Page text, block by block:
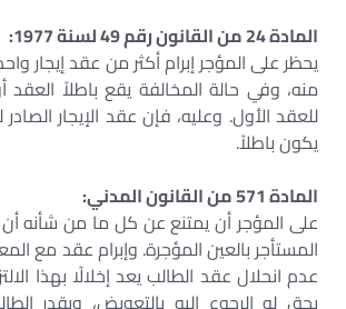
المادة 24 من القانون رقم 49 لسنة 1977:
يحظر على المؤجر إبرام أكثر من عقد إيجار
منه، وفي حالة المخالفة يقع باطلاً العقد
للعقد الأول. وعليه، فإن عقد الإيجار الصادر
يكون باطلاً.
المادة 571 من القانون المدني:
على المؤجر أن يمتنع عن كل ما من شأنه
المستأجر بالعين المؤجرة. وإبرام عقد مع
عدم انحلال عقد الطالب يعد إخلالًا بهذا
يحق له الرجوع إليه بالتعويض، ويقدر